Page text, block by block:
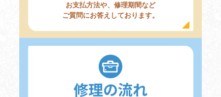
お支払方法や、修理期間など
ご質問にお答えしております。
修理の流れ